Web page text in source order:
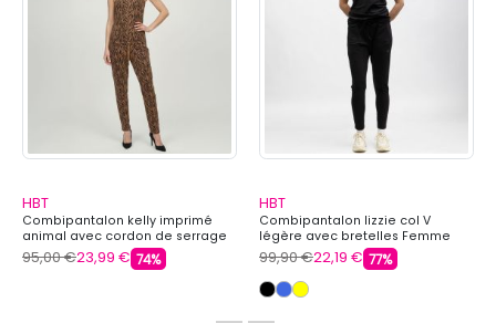
HBT
Combipantalon kelly imprimé
animal avec cordon de serrage
Femme HBT
95,00 €23,99 € 74%
HBT
Combipantalon lizzie col V
légère avec bretelles Femme
HBT
99,90 €22,19 € 77%